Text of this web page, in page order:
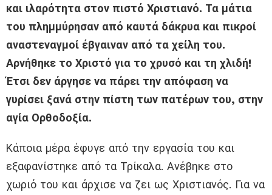
και ιλαρότητα στον πιστό Χριστιανό. Τα μάτια
του πλημμύρησαν από καυτά δάκρυα και πικροί
αναστεναγμοί έβγαιναν από τα χείλη του.
Αρνήθηκε το Χριστό για το χρυσό και τη χλιδή!
Έτσι δεν άργησε να πάρει την απόφαση να
γυρίσει ξανά στην πίστη των πατέρων του, στην
αγία Ορθοδοξία.
Κάποια μέρα έφυγε από την εργασία του και
εξαφανίστηκε από τα Τρίκαλα. Ανέβηκε στο
χωριό του και άρχισε να ζει ως Χριστιανός. Για να